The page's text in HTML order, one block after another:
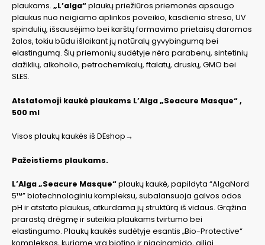
plaukams. „L’alga“plaukų priežiūros priemonės apsaugo
plaukus nuo neigiamo aplinkos poveikio, kasdienio streso, UV
spindulių, išsausėjimo bei karštų formavimo prietaisų daromos
žalos, tokiu būdu išlaikant jų natūralų gyvybingumą bei
elastingumą. Šiųpriemonių sudėtyje nėra parabenų, sintetinių
dažiklių, alkoholio, petrochemikalų, ftalatų, druskų, GMO bei
SLES.
Atstatomoji kaukė plaukams L’Alga „Seacure Masque“ ,
500 ml
Visos plaukų kaukės iš DEshop→
Pažeistiems plaukams.
L’Alga „Seacure Masque“plaukų kaukė, papildyta “AlgaNord
5™” biotechnologiniu kompleksu, subalansuoja galvos odos
pH ir atstato plaukus, atkurdama jų struktūrą iš vidaus. Grąžina
prarastą drėgmę ir suteikia plaukams tvirtumo bei
elastingumo. Plaukų kaukės sudėtyje esantis „Bio-Protective“